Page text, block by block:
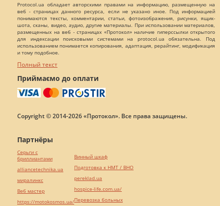
Protocol.ua обладает авторскими правами на информацию, размещенную на
веб - страницах данного ресурса, если не указано иное. Под информацией
понимаются тексты, комментарии, статьи, фотоизображения, рисунки, ящик-
шота, сканы, видео, аудио, другие материалы. При использовании материалов,
размещенных на веб - страницах «Протокол» наличие гиперссылки открытого
для индексации поисковыми системами на protocol.ua обязательна. Под
использованием понимается копирования, адаптация, рерайтинг, модификация
и тому подобное.
Полный текст
Приймаємо до оплати
Copyright © 2014-2026 «Протокол». Все права защищены.
Партнёры
Серьги с
бриллиантами
alliancetechnika.ua
миралинкс
Веб мастер
https://motokosmos.ua/
Винный шкаф
Подготовка к НМТ / ВНО
pereklad.ua
hospice-life.com.ua/
Перевозка больных